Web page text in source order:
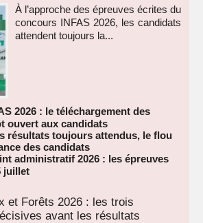
À l’approche des épreuves écrites du
concours INFAS 2026, les candidats
attendent toujours la...
2026 : le téléchargement des
ouvert aux candidats
résultats toujours attendus, le flou
des candidats
administratif 2026 : les épreuves
juillet
et Forêts 2026 : les trois
avant les résultats